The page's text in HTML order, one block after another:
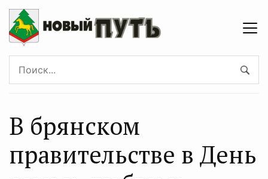
В брянском
правительстве в День